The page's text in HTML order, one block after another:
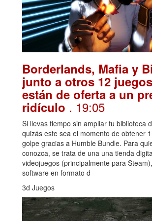
Borderlands, Mafia y
junto a otros 12
están de oferta a un
ridículo . 19:05
Si llevas tiempo sin ampliar tu biblioteca
quizás este sea el momento de obtener
golpe gracias a Humble Bundle. Para
conozca, se trata de una una tienda
videojuegos (principalmente para
software en formato d
3d Juegos